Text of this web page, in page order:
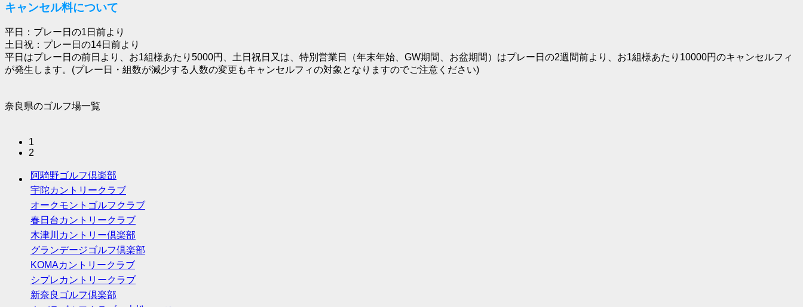
キャンセル料について
平日：プレー日の1日前より
土日祝：プレー日の14日前より
平日はプレー日の前日より、お1組様あたり5000円、土日祝日又は、特別営業日（年末年始、GW期間、お盆期間）はプレー日の2週間前より、お1組様あたり10000円のキャンセルフィ
が発生します。(プレー日・組数が減少する人数の変更もキャンセルフィの対象となりますのでご注意ください)
奈良県のゴルフ場一覧
1
2
阿騎野ゴルフ倶楽部
宇陀カントリークラブ
オークモントゴルフクラブ
春日台カントリークラブ
木津川カントリー倶楽部
グランデージゴルフ倶楽部
KOMAカントリークラブ
シプレカントリークラブ
新奈良ゴルフ倶楽部